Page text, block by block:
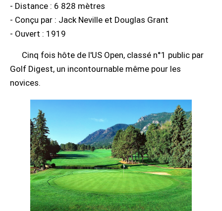
- Distance : 6 828 mètres
- Conçu par : Jack Neville et Douglas Grant
- Ouvert : 1919
Cinq fois hôte de l'US Open, classé n°1 public par
Golf Digest, un incontournable même pour les
novices.